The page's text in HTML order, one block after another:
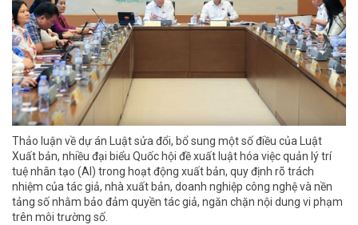
Thảo luận về dự án Luật sửa đổi, bổ sung một số điều của Luật
Xuất bản, nhiều đại biểu Quốc hội đề xuất luật hóa việc quản lý trí
tuệ nhân tạo (AI) trong hoạt động xuất bản, quy định rõ trách
nhiệm của tác giả, nhà xuất bản, doanh nghiệp công nghệ và nền
tảng số nhằm bảo đảm quyền tác giả, ngăn chặn nội dung vi phạm
trên môi trường số.